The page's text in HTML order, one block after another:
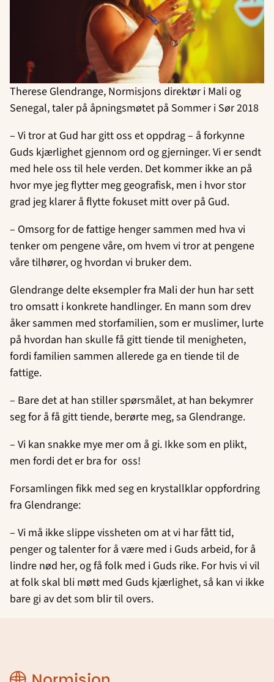
Therese Glendrange, Normisjons direktør i Mali og
Senegal, taler på åpningsmøtet på Sommer i Sør 2018
– Vi tror at Gud har gitt oss et oppdrag – å forkynne
Guds kjærlighet gjennom ord og gjerninger. Vi er sendt
med hele oss til hele verden. Det kommer ikke an på
hvor mye jeg flytter meg geografisk, men i hvor stor
grad jeg klarer å flytte fokuset mitt over på Gud.
– Omsorg for de fattige henger sammen med hva vi
tenker om pengene våre, om hvem vi tror at pengene
våre tilhører, og hvordan vi bruker dem.
Glendrange delte eksempler fra Mali der hun har sett
tro omsatt i konkrete handlinger. En mann som drev
åker sammen med storfamilien, som er muslimer, lurte
på hvordan han skulle få gitt tiende til menigheten,
fordi familien sammen allerede ga en tiende til de
fattige.
– Bare det at han stiller spørsmålet, at han bekymrer
seg for å få gitt tiende, berørte meg, sa Glendrange.
– Vi kan snakke mye mer om å gi. Ikke som en plikt,
men fordi det er bra for oss!
Forsamlingen fikk med seg en krystallklar oppfordring
fra Glendrange:
– Vi må ikke slippe vissheten om at vi har fått tid,
penger og talenter for å være med i Guds arbeid, for å
lindre nød her, og få folk med i Guds rike. For hvis vi vil
at folk skal bli møtt med Guds kjærlighet, så kan vi ikke
bare gi av det som blir til overs.
Normisjon